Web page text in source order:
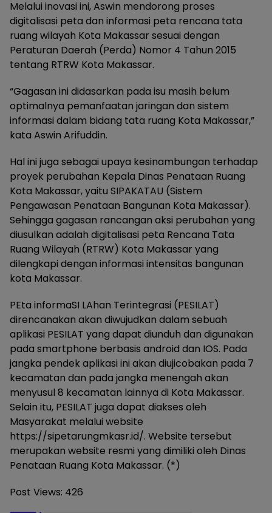
Melalui inovasi ini, Aswin mendorong proses
digitalisasi peta dan informasi peta rencana tata
ruang wilayah Kota Makassar sesuai dengan
Peraturan Daerah (Perda) Nomor 4 Tahun 2015
tentang RTRW Kota Makassar.
“Gagasan ini didasarkan pada isu masih belum
optimalnya pemanfaatan jaringan dan sistem
informasi dalam bidang tata ruang Kota Makassar,”
kata Aswin Arifuddin.
Hal ini juga sebagai upaya kesinambungan terhadap
proyek perubahan Kepala Dinas Penataan Ruang
Kota Makassar, yaitu SIPAKATAU (Sistem
Pengawasan Penataan Bangunan Kota Makassar).
Sehingga gagasan rancangan aksi perubahan yang
diusulkan adalah digitalisasi peta Rencana Tata
Ruang Wilayah (RTRW) Kota Makassar yang
dilengkapi dengan informasi intensitas bangunan
kota Makassar.
PEta informaSI LAhan Terintegrasi (PESILAT)
direncanakan akan diwujudkan dalam sebuah
aplikasi PESILAT yang dapat diunduh dan digunakan
pada smartphone berbasis android dan IOS. Pada
jangka pendek aplikasi ini akan diujicobakan pada 7
kecamatan dan pada jangka menengah akan
menyusul 8 kecamatan lainnya di Kota Makassar.
Selain itu, PESILAT juga dapat diakses oleh
Masyarakat melalui website
https://sipetarungmkasr.id/. Website tersebut
merupakan website resmi yang dimiliki oleh Dinas
Penataan Ruang Kota Makassar. (*)
Post Views: 426